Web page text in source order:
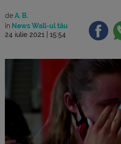
deA. B.
în News Wall-ul tău
24 iulie 2021 | 15:54